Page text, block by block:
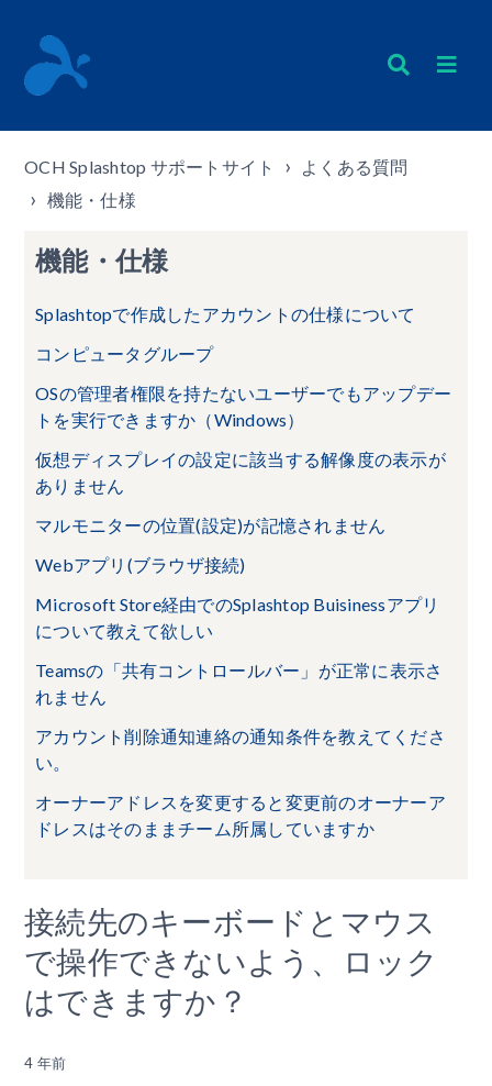
OCH Splashtop サポートサイト
よくある質問
機能・仕様
機能・仕様
Splashtopで作成したアカウントの仕様について
コンピュータグループ
OSの管理者権限を持たないユーザーでもアップデー
トを実行できますか（Windows）
仮想ディスプレイの設定に該当する解像度の表示が
ありません
マルモニターの位置(設定)が記憶されません
Webアプリ(ブラウザ接続)
Microsoft Store経由でのSplashtop Buisinessアプリ
について教えて欲しい
Teamsの「共有コントロールバー」が正常に表示さ
れません
アカウント削除通知連絡の通知条件を教えてくださ
い。
オーナーアドレスを変更すると変更前のオーナーア
ドレスはそのままチーム所属していますか
接続先のキーボードとマウス
で操作できないよう、ロック
はできますか？
4 年前